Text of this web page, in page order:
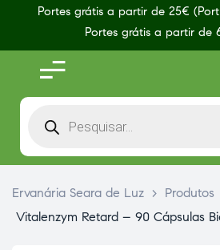
Portes grátis a partir de 25€
Portes grátis a partir de
Ervanária Seara de Luz > Produtos
Vitalenzym Retard – 90 Cápsulas